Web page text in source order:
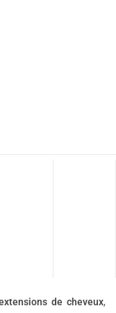
decheveux,